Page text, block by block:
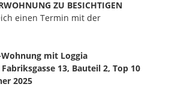
ZU BESICHTIGEN
einen Termin mit der
mit Loggia
13, Bauteil 2, Top 10
2025